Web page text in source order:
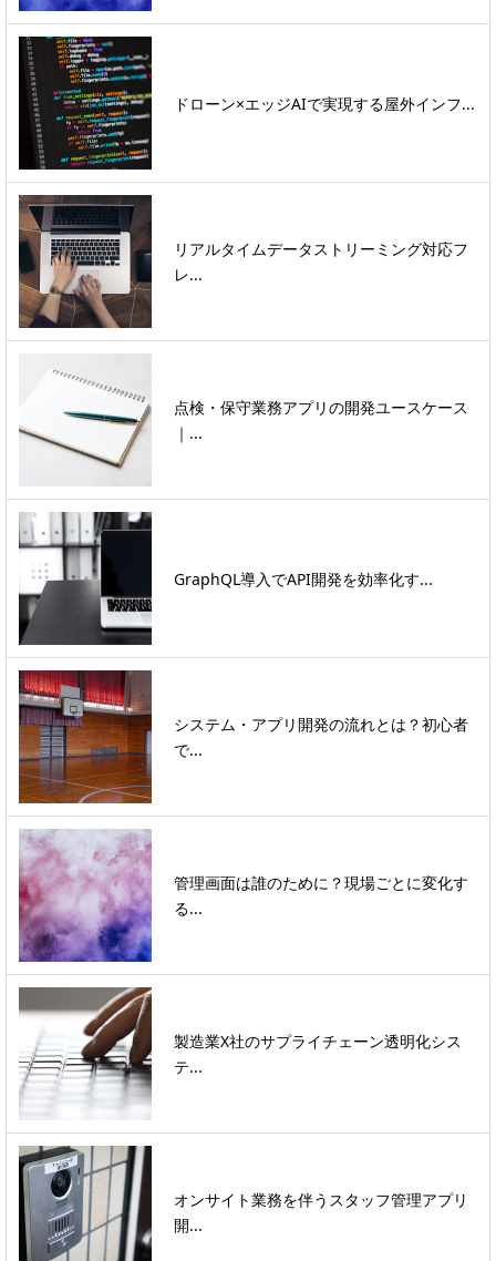
ドローン×エッジAIで実現する屋外インフ...
リアルタイムデータストリーミング対応フ
レ...
点検・保守業務アプリの開発ユースケース
｜...
GraphQL導入でAPI開発を効率化す...
システム・アプリ開発の流れとは？初心者
で...
管理画面は誰のために？現場ごとに変化す
る...
製造業X社のサプライチェーン透明化シス
テ...
オンサイト業務を伴うスタッフ管理アプリ
開...